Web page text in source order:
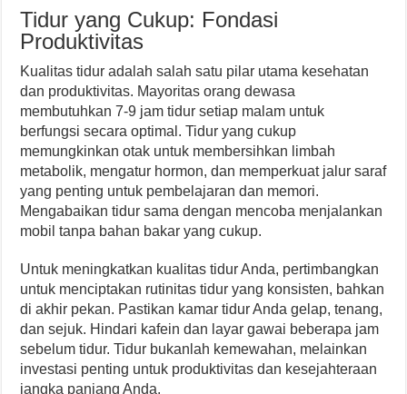
Tidur yang Cukup: Fondasi
Produktivitas
Kualitas tidur adalah salah satu pilar utama kesehatan
dan produktivitas. Mayoritas orang dewasa
membutuhkan 7-9 jam tidur setiap malam untuk
berfungsi secara optimal. Tidur yang cukup
memungkinkan otak untuk membersihkan limbah
metabolik, mengatur hormon, dan memperkuat jalur saraf
yang penting untuk pembelajaran dan memori.
Mengabaikan tidur sama dengan mencoba menjalankan
mobil tanpa bahan bakar yang cukup.
Untuk meningkatkan kualitas tidur Anda, pertimbangkan
untuk menciptakan rutinitas tidur yang konsisten, bahkan
di akhir pekan. Pastikan kamar tidur Anda gelap, tenang,
dan sejuk. Hindari kafein dan layar gawai beberapa jam
sebelum tidur. Tidur bukanlah kemewahan, melainkan
investasi penting untuk produktivitas dan kesejahteraan
jangka panjang Anda.